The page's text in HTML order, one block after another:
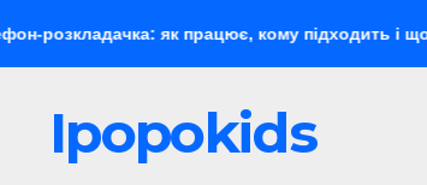
як працює, кому підходить і що обрати
Ipopokids